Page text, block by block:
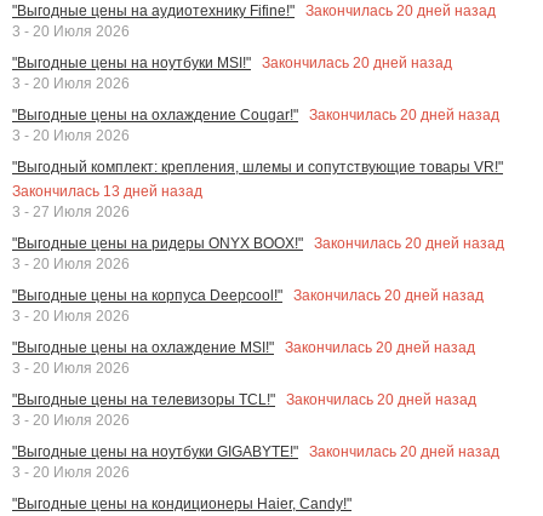
"Выгодные цены на аудиотехнику Fifine!"
Закончилась 20 дней назад
3 - 20 Июля 2026
"Выгодные цены на ноутбуки MSI!"
Закончилась 20 дней назад
3 - 20 Июля 2026
"Выгодные цены на охлаждение Cougar!"
Закончилась 20 дней назад
3 - 20 Июля 2026
"Выгодный комплект: крепления, шлемы и сопутствующие товары VR!"
Закончилась 13 дней назад
3 - 27 Июля 2026
"Выгодные цены на ридеры ONYX BOOX!"
Закончилась 20 дней назад
3 - 20 Июля 2026
"Выгодные цены на корпуса Deepcool!"
Закончилась 20 дней назад
3 - 20 Июля 2026
"Выгодные цены на охлаждение MSI!"
Закончилась 20 дней назад
3 - 20 Июля 2026
"Выгодные цены на телевизоры TCL!"
Закончилась 20 дней назад
3 - 20 Июля 2026
"Выгодные цены на ноутбуки GIGABYTE!"
Закончилась 20 дней назад
3 - 20 Июля 2026
"Выгодные цены на кондиционеры Haier, Candy!"